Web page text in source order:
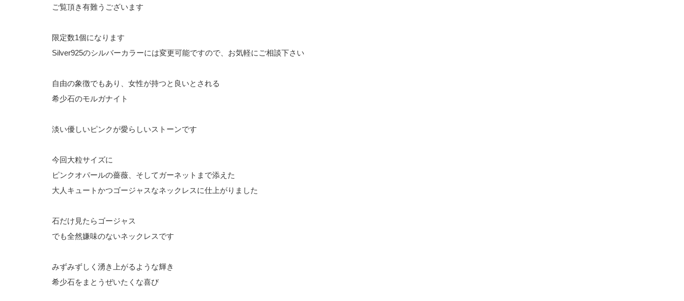
ご覧頂き有難うございます
限定数1個になります
Silver925のシルバーカラーには変更可能ですので、お気軽にご相談下さい
自由の象徴でもあり、女性が持つと良いとされる
希少石のモルガナイト
淡い優しいピンクが愛らしいストーンです
今回大粒サイズに
ピンクオパールの薔薇、そしてガーネットまで添えた
大人キュートかつゴージャスなネックレスに仕上がりました
石だけ見たらゴージャス
でも全然嫌味のないネックレスです
みずみずしく湧き上がるような輝き
希少石をまとうぜいたくな喜び